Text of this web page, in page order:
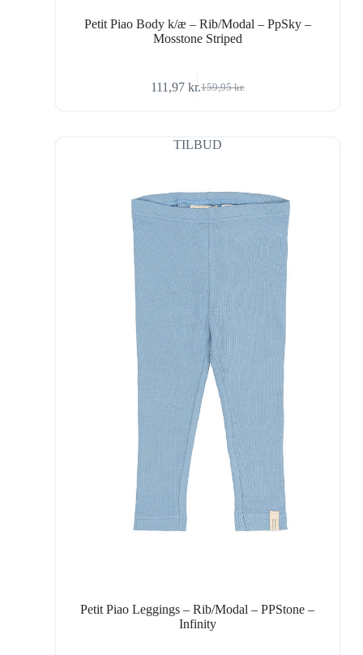
Petit Piao Body k/æ – Rib/Modal – PpSky –
Mosstone Striped
159,95kr.
Den
var:
159,95 kr..
111,97 kr.Den
er:
111,97 kr..
TILBUD
Petit Piao Leggings – Rib/Modal – PPStone –
Infinity